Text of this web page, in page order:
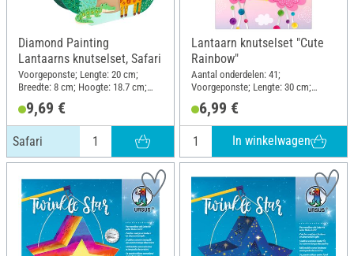
Diamond Painting
Lantaarns knutselset, Safari
Voorgeponste; Lengte: 20 cm;
Breedte: 8 cm; Hoogte: 18.7 cm;
9,69 €
Safari
Lantaarn knutselset "Cute
Rainbow"
Aantal onderdelen: 41;
Voorgeponste; Lengte: 30 cm;
Materiaal: Papier
6,99 €
In winkelwagen